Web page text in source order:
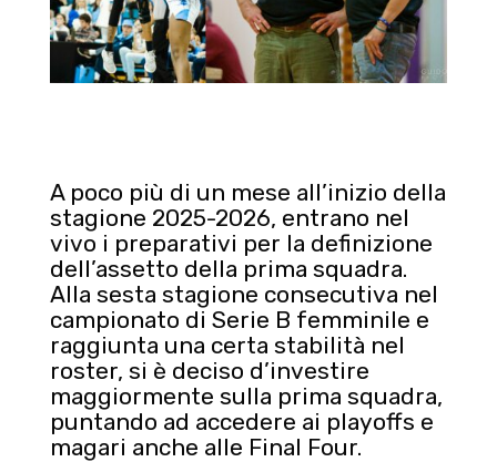
A poco più di un mese all’inizio della
stagione 2025-2026, entrano nel
vivo i preparativi per la definizione
dell’assetto della prima squadra.
Alla sesta stagione consecutiva nel
campionato di Serie B femminile e
raggiunta una certa stabilità nel
roster, si è deciso d’investire
maggiormente sulla prima squadra,
puntando ad accedere ai playoffs e
magari anche alle Final Four.